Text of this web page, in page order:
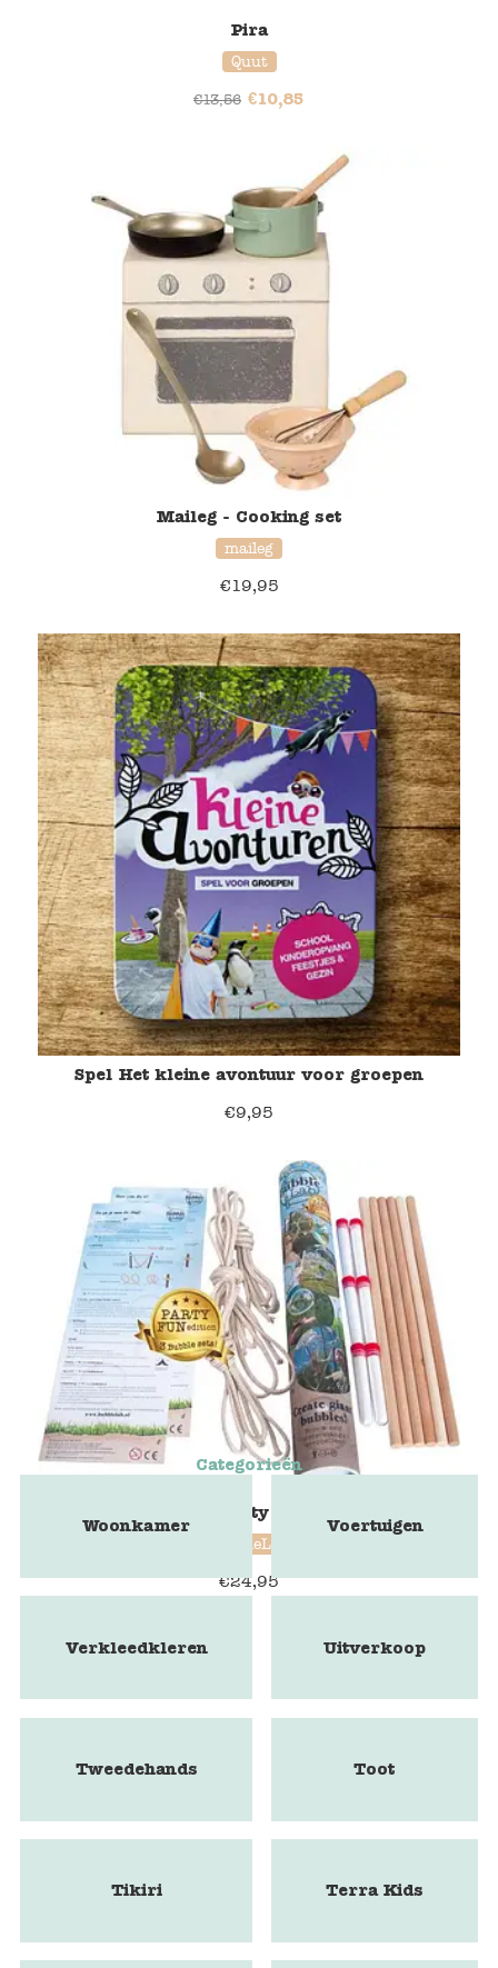
Pira
Quut
€13,56 €10,85
Maileg - Cooking set
maileg
€19,95
Spel Het kleine avontuur voor groepen
€9,95
BubbleLab Party Fun edition
BubbleLab
€24,95
Categorieën
Woonkamer Voertuigen
Verkleedkleren Uitverkoop
Tweedehands Toot
Tikiri Terra Kids